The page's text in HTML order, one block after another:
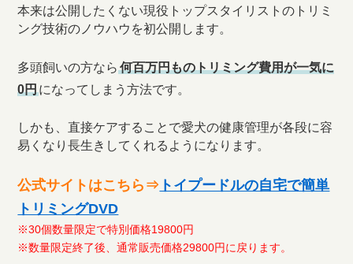
本来は公開したくない現役トップスタイリストのトリミ
ング技術のノウハウを初公開します。
多頭飼いの方なら何百万円ものトリミング費用が一気に
0円になってしまう方法です。
しかも、直接ケアすることで愛犬の健康管理が各段に容
易くなり長生きしてくれるようになります。
公式サイトはこちら⇒ トイプードルの自宅で簡単
トリミングDVD
※30個数量限定で特別価格19800円
※数量限定終了後、通常販売価格29800円に戻ります。